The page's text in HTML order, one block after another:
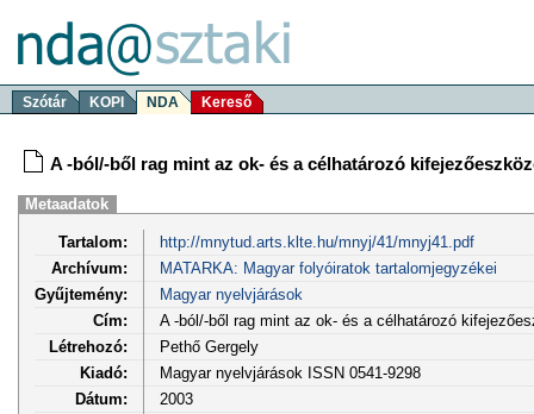
Szótár KOPI NDA Kereső
A -ból/-ből rag mint az ok- és a célhatározó
Metaadatok
Tartalom:
http://mnytud.arts.klte.hu/mnyj/41/mnyj41.pdf
Archívum:
MATARKA: Magyar folyóiratok tartalomjegyzékei
Gyűjtemény:
Magyar nyelvjárások
Cím:
A -ból/-ből rag mint az ok- és a célhatározó
Létrehozó:
Pethő Gergely
Kiadó:
Magyar nyelvjárások ISSN 0541-9298
Dátum:
2003